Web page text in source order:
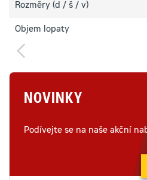
Rozměry (d / š / v)
Objem lopaty
NOVINKY
Podívejte se na naše akční